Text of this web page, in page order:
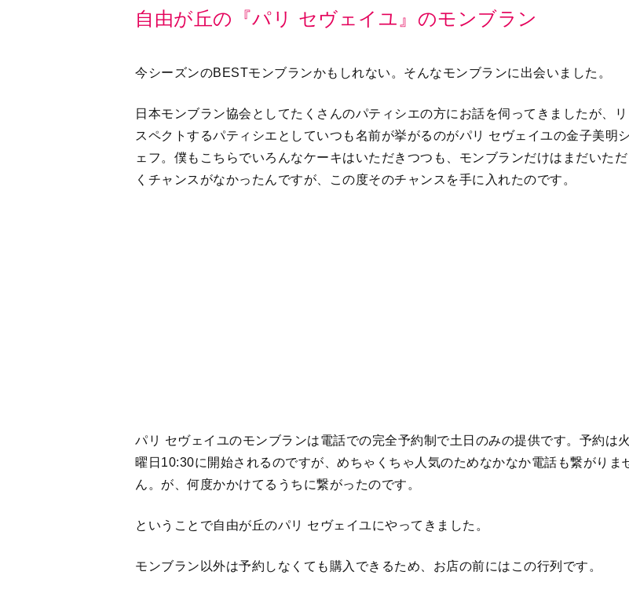
スペクトするパティシエとしていつも名前が挙がるのがパリ セヴェイユの金子美明シ
くチャンスがなかったんですが、この度そのチャンスを手に入れたのです。
パリ セヴェイユのモンブランは電話での完全予約制で土日のみの提供です。予約は火
曜日10:30に開始されるのですが、めちゃくちゃ人気のためなかなか電話も繋がりませ